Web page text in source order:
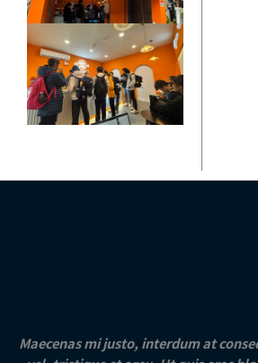
Maecenas mi justo, interdum at